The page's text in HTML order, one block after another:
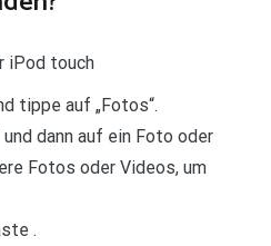
iPod touch
tippe auf „Fotos“.
und dann auf ein Foto oder
Fotos oder Videos, um
.